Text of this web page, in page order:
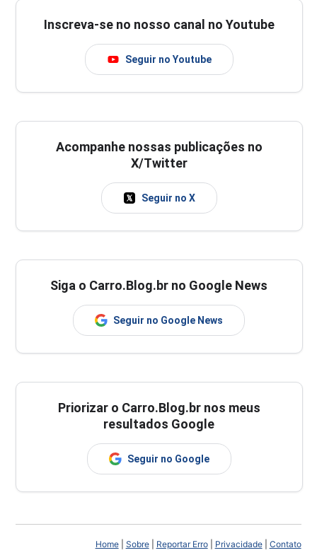
Inscreva-se no nosso canal no Youtube
Seguir no Youtube
Acompanhe nossas publicações no
X/Twitter
Seguir no X
Siga o Carro.Blog.br no Google News
Seguir no Google News
Priorizar o Carro.Blog.br nos meus
resultados Google
Seguir no Google
Home| Sobre| Reportar Erro| Privacidade| Contato